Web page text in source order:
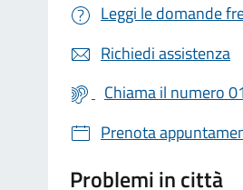
Leggi le domande
Richiedi assistenza
Chiama il numero
Prenota
Problemi in città